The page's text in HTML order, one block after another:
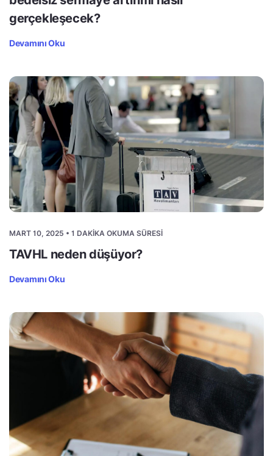
gerçekleşecek?
Devamını Oku
MART 10, 2025 • 1 DAKIKA OKUMA SÜRESI
TAVHL neden düşüyor?
Devamını Oku